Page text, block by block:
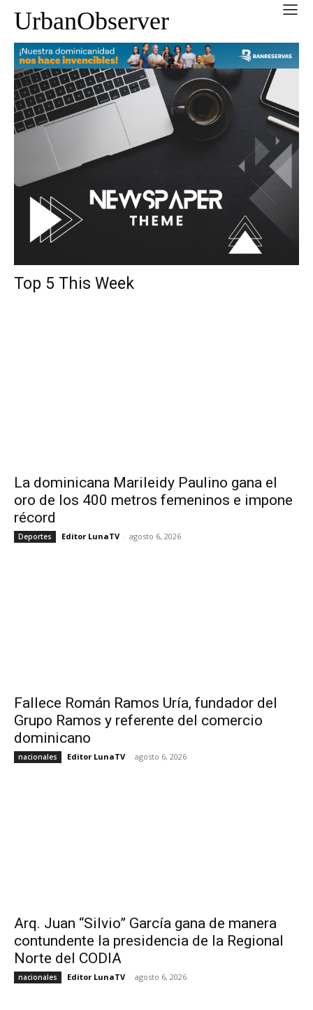
UrbanObserver
Top 5 This Week
La dominicana Marileidy Paulino gana el
oro de los 400 metros femeninos e impone
récord
Deportes Editor LunaTV - agosto 6, 2026
Fallece Román Ramos Uría, fundador del
Grupo Ramos y referente del comercio
dominicano
nacionales Editor LunaTV - agosto 6, 2026
Arq. Juan “Silvio” García gana de manera
contundente la presidencia de la Regional
Norte del CODIA
nacionales Editor LunaTV - agosto 6, 2026